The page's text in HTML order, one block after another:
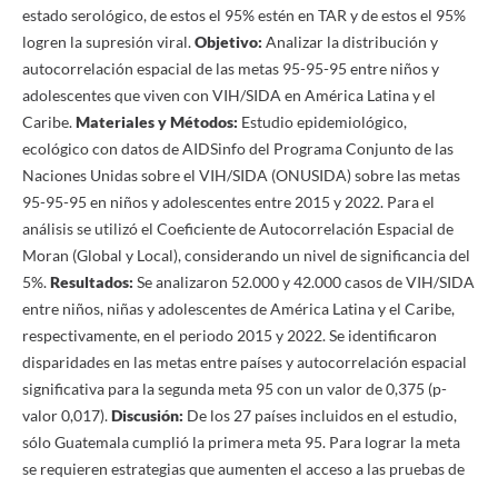
estado serológico, de estos el 95% estén en TAR y de estos el 95%
logren la supresión viral.Objetivo: Analizar la distribución y
autocorrelación espacial de las metas 95-95-95 entre niños y
adolescentes que viven con VIH/SIDA en América Latina y el
Caribe.Materiales y Métodos: Estudio epidemiológico,
ecológico con datos de AIDSinfo del Programa Conjunto de las
Naciones Unidas sobre el VIH/SIDA (ONUSIDA) sobre las metas
95-95-95 en niños y adolescentes entre 2015 y 2022. Para el
análisis se utilizó el Coeficiente de Autocorrelación Espacial de
Moran (Global y Local), considerando un nivel de significancia del
5%.Resultados: Se analizaron 52.000 y 42.000 casos de VIH/SIDA
entre niños, niñas y adolescentes de América Latina y el Caribe,
respectivamente, en el periodo 2015 y 2022. Se identificaron
disparidades en las metas entre países y autocorrelación espacial
significativa para la segunda meta 95 con un valor de 0,375 (p-
valor 0,017).Discusión: De los 27 países incluidos en el estudio,
sólo Guatemala cumplió la primera meta 95. Para lograr la meta
se requieren estrategias que aumenten el acceso a las pruebas de